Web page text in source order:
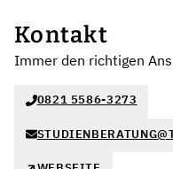
Kontakt
Immer den richtigen
0821 5586-3273